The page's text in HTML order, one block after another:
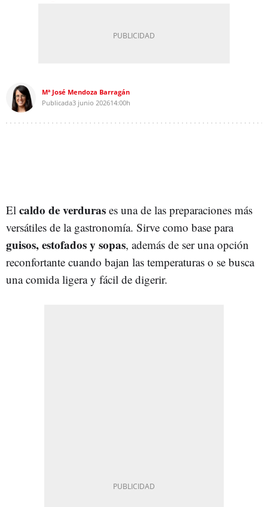
Mª José Mendoza Barragán
Publicada3 junio 202614:00h
El caldo de verduras es una de las preparaciones más
versátiles de la gastronomía. Sirve como base para
guisos, estofados y sopas, además de ser una opción
reconfortante cuando bajan las temperaturas o se busca
una comida ligera y fácil de digerir.